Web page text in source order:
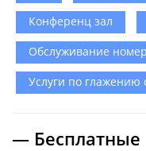
Конференц зал
Обслуживание
Услуги по глажению
— Бесплатные